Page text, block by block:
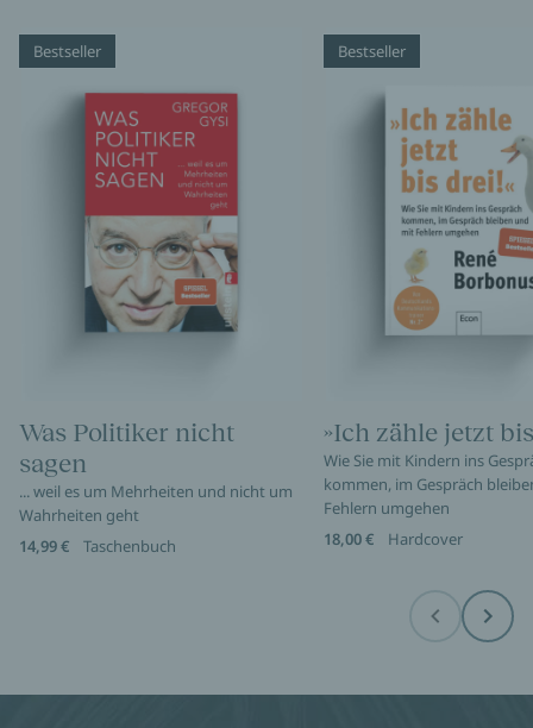
Bestseller
Was Politiker nicht
sagen
... weil es um Mehrheiten und nicht um
Wahrheiten geht
14,99 €
Taschenbuch
Bestseller
»Ich zähle jetzt
Wie Sie mit Kindern ins
kommen, im Gespräch
Fehlern umgehen
18,00 €
Hardcover
Before Next